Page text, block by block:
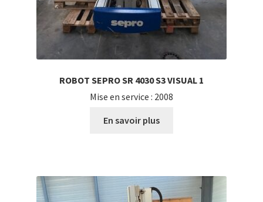
ROBOT SEPRO SR 4030 S3 VISUAL 1
Mise en service : 2008
En savoir plus